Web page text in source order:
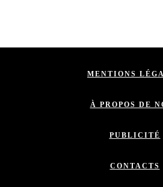
MENTIONS
À PROPOS DE
PUBLICITÉ
CONTACTS